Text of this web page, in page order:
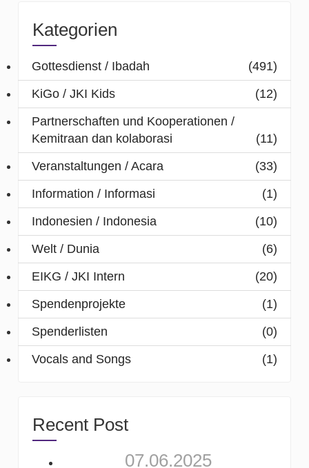
Kategorien
Gottesdienst / Ibadah
(491)
KiGo / JKI Kids
(12)
Partnerschaften und Kooperationen /
Kemitraan dan kolaborasi
(11)
Veranstaltungen / Acara
(33)
Information / Informasi
(1)
Indonesien / Indonesia
(10)
Welt / Dunia
(6)
EIKG / JKI Intern
(20)
Spendenprojekte
(1)
Spenderlisten
(0)
Vocals and Songs
(1)
Recent Post
07.06.2025